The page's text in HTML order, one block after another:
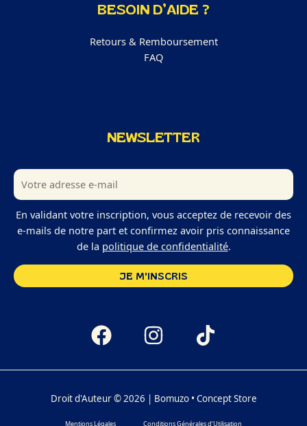
BESOIN D’AIDE ?
Retours & Remboursement
FAQ
NEWSLETTER
En validant votre inscription, vous acceptez de recevoir des
e-mails de notre part et confirmez avoir pris connaissance
de la politique de confidentialité.
Droit d'Auteur © 2026 | Bomuzo • Concept Store
Mentions Légales Conditions Générales d’Utilisation